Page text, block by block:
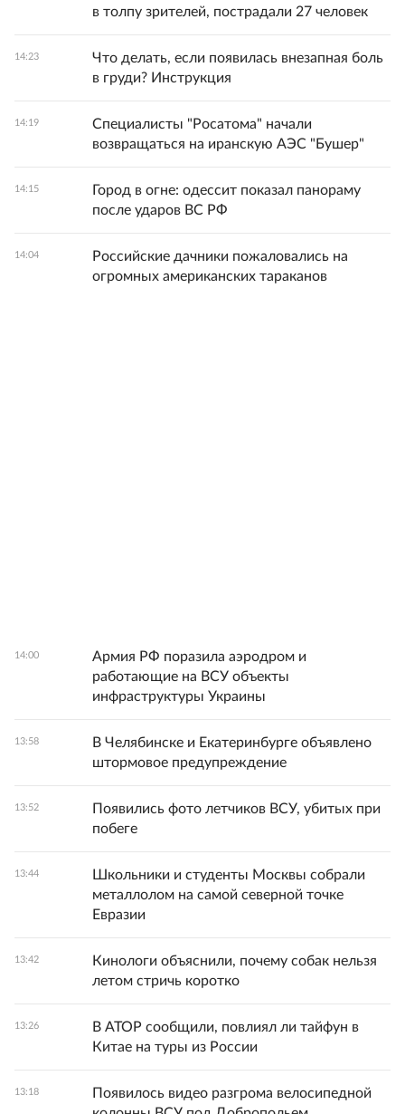
в толпу зрителей, пострадали 27 человек
14:23
Что делать, если появилась внезапная боль
в груди? Инструкция
14:19
Специалисты "Росатома" начали
возвращаться на иранскую АЭС "Бушер"
14:15
Город в огне: одессит показал панораму
после ударов ВС РФ
14:04
Российские дачники пожаловались на
огромных американских тараканов
14:00
Армия РФ поразила аэродром и
работающие на ВСУ объекты
инфраструктуры Украины
13:58
В Челябинске и Екатеринбурге объявлено
штормовое предупреждение
13:52
Появились фото летчиков ВСУ, убитых при
побеге
13:44
Школьники и студенты Москвы собрали
металлолом на самой северной точке
Евразии
13:42
Кинологи объяснили, почему собак нельзя
летом стричь коротко
13:26
В АТОР сообщили, повлиял ли тайфун в
Китае на туры из России
13:18
Появилось видео разгрома велосипедной